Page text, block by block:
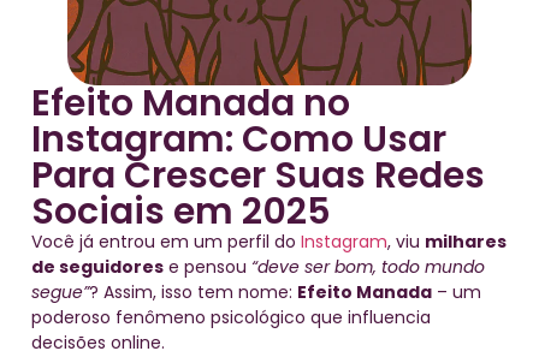
Efeito Manada no
Instagram: Como Usar
Para Crescer Suas Redes
Sociais em 2025
Você já entrou em um perfil do Instagram, viu milhares
de seguidores e pensou “deve ser bom, todo mundo
segue”? Assim, isso tem nome: Efeito Manada – um
poderoso fenômeno psicológico que influencia
decisões online.